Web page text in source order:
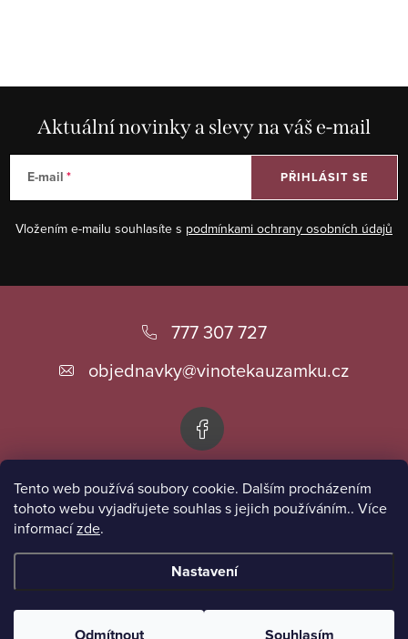
Tento web používá soubory cookie. Dalším procházením
tohoto webu vyjadřujete souhlas s jejich používáním.. Více
informacízde.
Nastavení
á
r
k
Aktuální novinky a slevy na váš e-mail
E-mail
Vložením e-mailu souhlasíte s podmínkami ochrany osobních údajů
PŘIHLÁSIT SE
777 307 727
objednavky@vinotekauzamku.cz
Informace pro vás
Přijímáme online platby
Copyright 2026Vinotéka u zámku. Všechna práva vyhrazena.